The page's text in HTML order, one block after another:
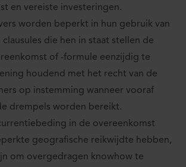
en vereiste investeringen.
worden beperkt in hun gebruik van
die hen in staat stellen de
of -formule eenzijdig te
houdend met het recht van de
op instemming wanneer vooraf
drempels worden bereikt.
in de overeenkomst
geografische reikwijdte hebben,
om overgedragen knowhow te